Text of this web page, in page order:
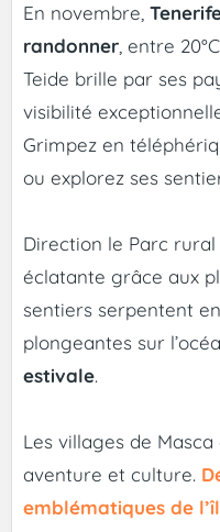
En novembre,
randonner, entre
Teide brille par ses
visibilité
Grimpez en
ou explorez ses
Direction le Parc rural
éclatante grâce aux
sentiers serpentent
plongeantes sur
estivale.
Les villages de
aventure et culture.
emblématiques de